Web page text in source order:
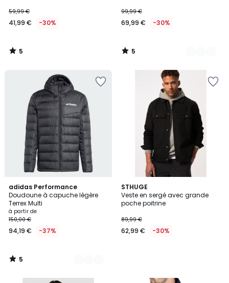
59,99 €
41,99 € -30%
5
/
99,99 €
69,99 € -30%
5
/
adidas Performance
Doudoune à capuche légère
Terrex Multi
à partir de
150,00 €
94,19 € -37%
5
/
5
3
Couleurs
5
/
STHUGE
Veste en sergé avec grande
poche poitrine
89,99 €
62,99 € -30%